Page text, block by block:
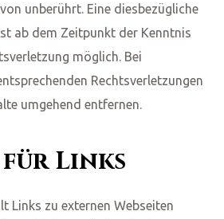
unberührt. Eine diesbezügliche
ab dem Zeitpunkt der Kenntnis
möglich. Bei
Rechtsverletzungen
umgehend entfernen.
Links
Links zu externen Webseiten